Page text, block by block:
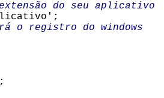
do seu aplicativo
o registro do windows